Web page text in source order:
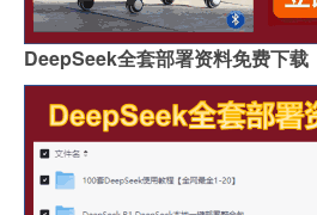
DeepSeek全套部署资料免费下载